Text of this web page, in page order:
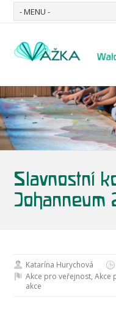
Slavnostní
Johanneum
Katarína Hurychová
Akce pro veřejnost,Akce
akce